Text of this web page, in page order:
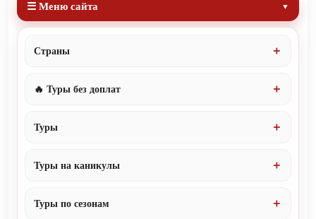
☰ Меню сайта
Страны
🔥 Туры без доплат
Туры
Туры на каникулы
Туры по сезонам